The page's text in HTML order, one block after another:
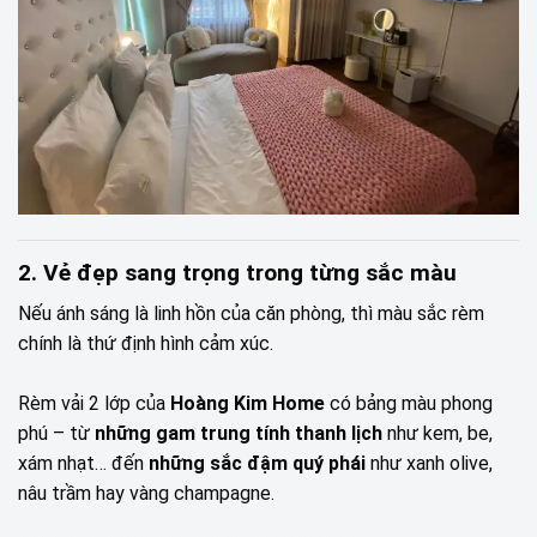
2. Vẻ đẹp sang trọng trong từng sắc màu
Nếu ánh sáng là linh hồn của căn phòng, thì màu sắc rèm
chính là thứ định hình cảm xúc.
Rèm vải 2 lớp của Hoàng Kim Home có bảng màu phong
phú – từ những gam trung tính thanh lịch như kem, be,
xám nhạt… đến những sắc đậm quý phái như xanh olive,
nâu trầm hay vàng champagne.